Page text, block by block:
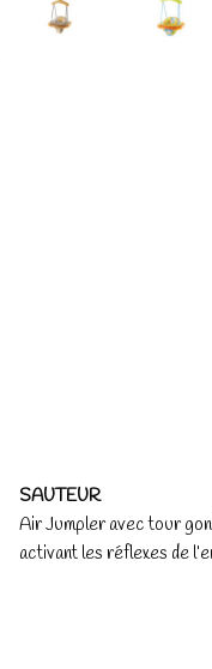
SAUTEUR
Air Jumpler avec tour
activant les réflexes de